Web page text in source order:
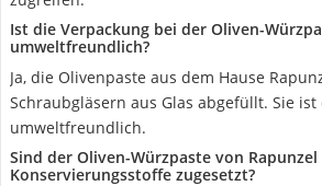
Ist die Verpackung bei der Oliven-
umweltfreundlich?
Ja, die Olivenpaste aus dem Hause
Schraubgläsern aus Glas abgefüllt. Sie
umweltfreundlich.
Sind der Oliven-Würzpaste von Rapunzel
Konservierungsstoffe zugesetzt?